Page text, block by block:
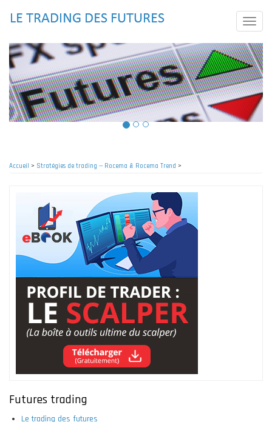
principal
Toggle
Accueil > Stratégies de trading -- Rocema & Rocema Trend >
Futures trading
Le trading des futures